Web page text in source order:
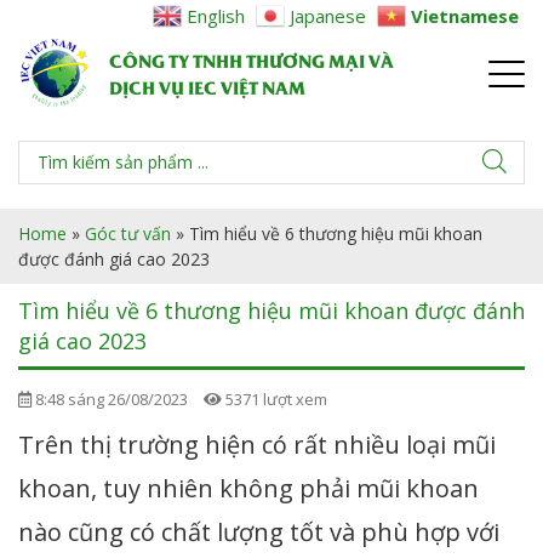
CÔNG TY TNHH THƯƠNG MẠI VÀ
DỊCH VỤ IEC VIỆT NAM
Home » Góc tư vấn » Tìm hiểu về 6 thương hiệu mũi khoan
được đánh giá cao 2023
Tìm hiểu về 6 thương hiệu mũi khoan được đánh
giá cao 2023
8:48 sáng 26/08/2023 5371 lượt xem
Trên thị trường hiện có rất nhiều loại mũi
khoan, tuy nhiên không phải mũi khoan
nào cũng có chất lượng tốt và phù hợp với
English Japanese Vietnamese